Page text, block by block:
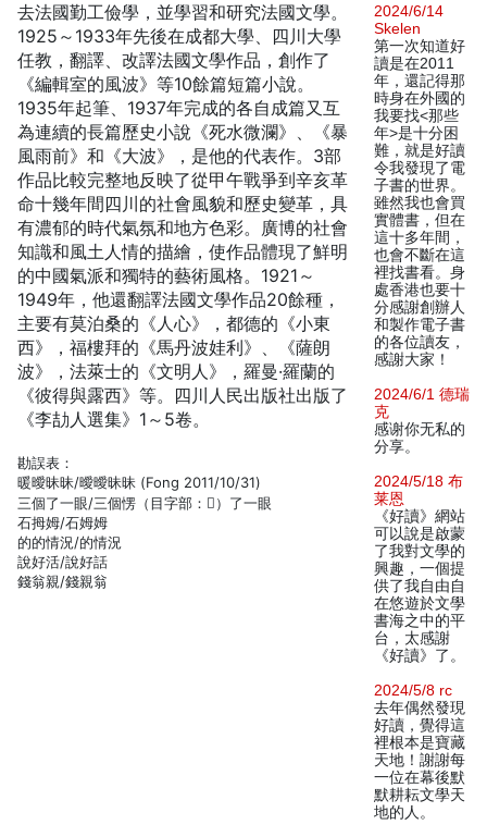
去法國勤工儉學，並學習和研究法國文學。
1925～1933年先後在成都大學、四川大學
任教，翻譯、改譯法國文學作品，創作了
《編輯室的風波》等10餘篇短篇小說。
1935年起筆、1937年完成的各自成篇又互
為連續的長篇歷史小說《死水微瀾》、《暴
風雨前》和《大波》，是他的代表作。3部
作品比較完整地反映了從甲午戰爭到辛亥革
命十幾年間四川的社會風貌和歷史變革，具
有濃郁的時代氣氛和地方色彩。廣博的社會
知識和風土人情的描繪，使作品體現了鮮明
的中國氣派和獨特的藝術風格。1921～
1949年，他還翻譯法國文學作品20餘種，
主要有莫泊桑的《人心》，都德的《小東
西》，福樓拜的《馬丹波娃利》、《薩朗
波》，法萊士的《文明人》，羅曼·羅蘭的
《彼得與露西》等。四川人民出版社出版了
《李劼人選集》1～5卷。
勘誤表：
暖曖昧昧/曖曖昧昧 (Fong 2011/10/31)
三個了一眼/三個愣（目字部：𥈮）了一眼
石拇姆/石姆姆
的的情況/的情況
說好活/說好話
錢翁親/錢親翁
2024/6/14
Skelen
第一次知道好
讀是在2011
年，還記得那
時身在外國的
我要找<那些
年>是十分困
難，就是好讀
令我發現了電
子書的世界。
雖然我也會買
實體書，但在
這十多年間，
也會不斷在這
裡找書看。身
處香港也要十
分感謝創辦人
和製作電子書
的各位讀友，
感謝大家！
2024/6/1 德瑞
克
感谢你无私的
分享。
2024/5/18 布
莱恩
《好讀》網站
可以說是啟蒙
了我對文學的
興趣，一個提
供了我自由自
在悠遊於文學
書海之中的平
台，太感謝
《好讀》了。
2024/5/8 rc
去年偶然發現
好讀，覺得這
裡根本是寶藏
天地！謝謝每
一位在幕後默
默耕耘文學天
地的人。